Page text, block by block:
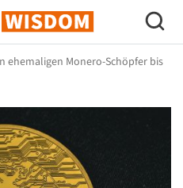
ehemaligen Monero-Schöpfer bis